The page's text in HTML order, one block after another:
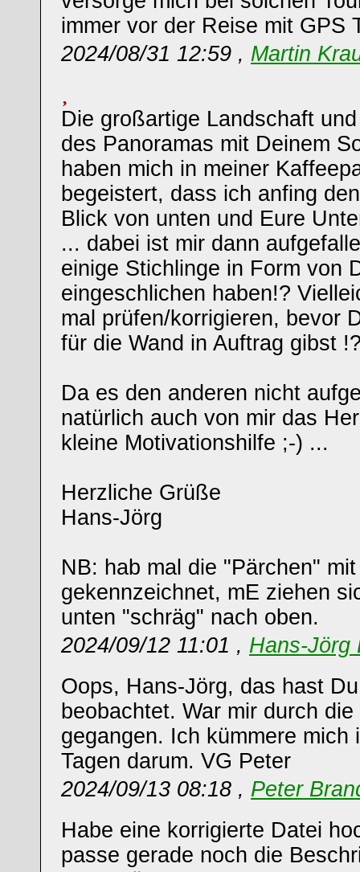
immer vor der Reise mit GPS
2024/08/31 12:59 , Martin
Die großartige Landschaft
des Panoramas mit Deinem
haben mich in meiner
begeistert, dass ich anfing
Blick von unten und Eure
... dabei ist mir dann
einige Stichlinge in Form von
eingeschlichen haben!?
mal prüfen/korrigieren, bevor
für die Wand in Auftrag gibst
Da es den anderen nicht
natürlich auch von mir das
kleine Motivationshilfe ;-) ...
Herzliche Grüße
Hans-Jörg
NB: hab mal die "Pärchen"
gekennzeichnet, mE ziehen
unten "schräg" nach oben.
2024/09/12 11:01 , Hans-Jörg
Oops, Hans-Jörg, das hast
beobachtet. War mir durch
gegangen. Ich kümmere mich
Tagen darum. VG Peter
2024/09/13 08:18 , Peter
Habe eine korrigierte Datei
passe gerade noch die